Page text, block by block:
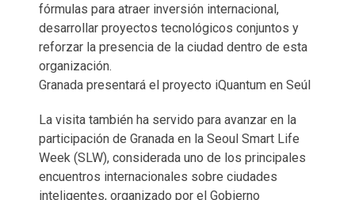
fórmulas para atraer inversión internacional,
desarrollar proyectos tecnológicos conjuntos y
reforzar la presencia de la ciudad dentro de esta
organización.
Granada presentará el proyecto iQuantum en Seúl
La visita también ha servido para avanzar en la
participación de Granada en la Seoul Smart Life
Week (SLW), considerada uno de los principales
encuentros internacionales sobre ciudades
inteligentes, organizado por el Gobierno